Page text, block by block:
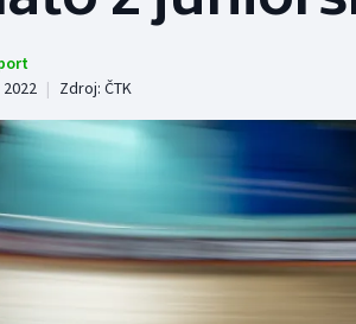
Florbal
Futsal
Golf
2022 | Zdroj: ČTK